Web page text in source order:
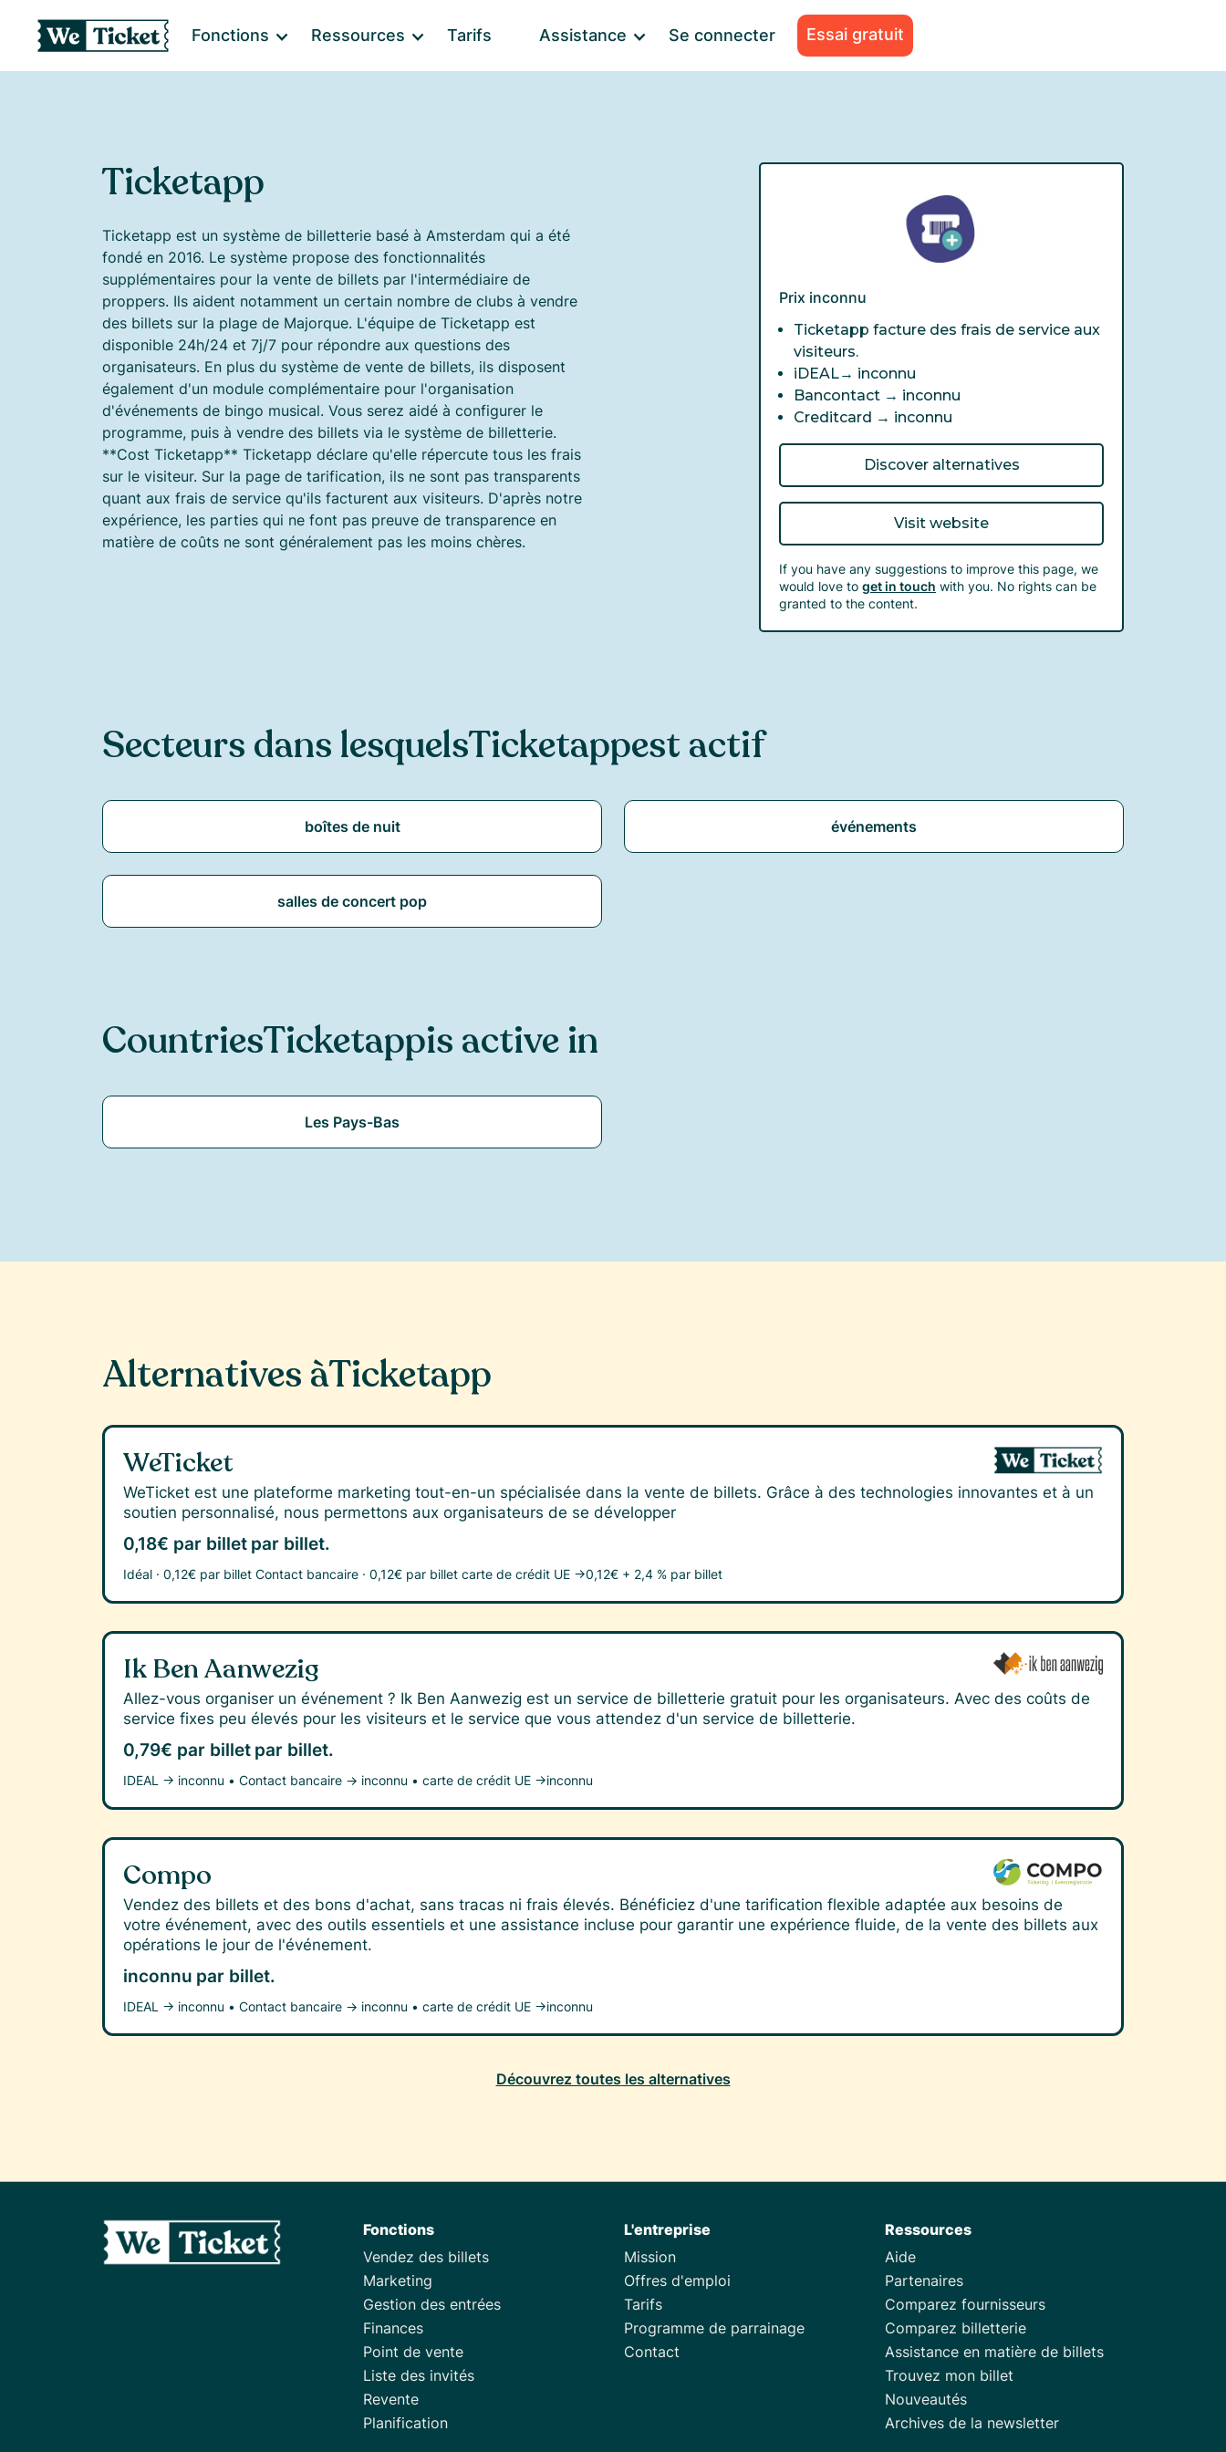
Fonctions Ressources Tarifs Assistance Se connecter Essai gratuit
Ticketapp
Ticketapp est un système de billetterie basé à Amsterdam qui a été
fondé en 2016. Le système propose des fonctionnalités
supplémentaires pour la vente de billets par l'intermédiaire de
proppers. Ils aident notamment un certain nombre de clubs à vendre
des billets sur la plage de Majorque. L'équipe de Ticketapp est
disponible 24h/24 et 7j/7 pour répondre aux questions des
organisateurs. En plus du système de vente de billets, ils disposent
également d'un module complémentaire pour l'organisation
d'événements de bingo musical. Vous serez aidé à configurer le
programme, puis à vendre des billets via le système de billetterie.
**Cost Ticketapp** Ticketapp déclare qu'elle répercute tous les frais
sur le visiteur. Sur la page de tarification, ils ne sont pas transparents
quant aux frais de service qu'ils facturent aux visiteurs. D'après notre
expérience, les parties qui ne font pas preuve de transparence en
matière de coûts ne sont généralement pas les moins chères.
Prix inconnu
Ticketapp facture des frais de service aux
visiteurs.
iDEAL→ inconnu
Bancontact → inconnu
Creditcard → inconnu
Discover alternatives
Visit website
If you have any suggestions to improve this page, we
would love to get in touch with you. No rights can be
granted to the content.
Secteurs dans lesquelsTicketappest actif
boîtes de nuit événements
salles de concert pop
CountriesTicketappis active in
Les Pays-Bas
Alternatives àTicketapp
WeTicket
WeTicket est une plateforme marketing tout-en-un spécialisée dans la vente de billets. Grâce à des technologies innovantes et à un
soutien personnalisé, nous permettons aux organisateurs de se développer
0,18€ par billet par billet.
Idéal · 0,12€ par billet Contact bancaire · 0,12€ par billet carte de crédit UE →0,12€ + 2,4 % par billet
Ik Ben Aanwezig
Allez-vous organiser un événement ? Ik Ben Aanwezig est un service de billetterie gratuit pour les organisateurs. Avec des coûts de
service fixes peu élevés pour les visiteurs et le service que vous attendez d'un service de billetterie.
0,79€ par billet par billet.
IDEAL → inconnu • Contact bancaire → inconnu • carte de crédit UE →inconnu
Compo
Vendez des billets et des bons d'achat, sans tracas ni frais élevés. Bénéficiez d'une tarification flexible adaptée aux besoins de
votre événement, avec des outils essentiels et une assistance incluse pour garantir une expérience fluide, de la vente des billets aux
opérations le jour de l'événement.
inconnu par billet.
IDEAL → inconnu • Contact bancaire → inconnu • carte de crédit UE →inconnu
Découvrez toutes les alternatives
Fonctions
Vendez des billets
Marketing
Gestion des entrées
Finances
Point de vente
Liste des invités
Revente
Planification
L'entreprise
Mission
Offres d'emploi
Tarifs
Programme de parrainage
Contact
Ressources
Aide
Partenaires
Comparez fournisseurs
Comparez billetterie
Assistance en matière de billets
Trouvez mon billet
Nouveautés
Archives de la newsletter